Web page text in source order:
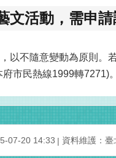
文活動，需申
以不隨意變動為原則
市民熱線1999轉7271)。
07-20 14:33 資料維護：